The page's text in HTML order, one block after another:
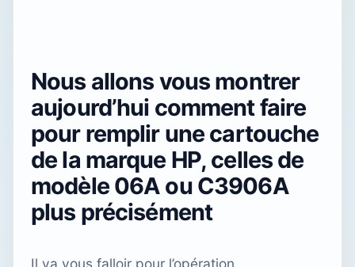
Nous allons vous montrer
aujourd’hui comment faire
pour remplir une cartouche
de la marque HP, celles de
modèle 06A ou C3906A
plus précisément
Il va vous falloir pour l’opération